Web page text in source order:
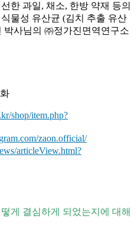
한 과일, 채소, 한방 약재 등의
물성 유산균 (김치 추출 유산
박사님의 ㈜정가진면역연구소
shop/item.php?
zaon.official/
articleView.html?
게 결심하게 되었는지에 대해